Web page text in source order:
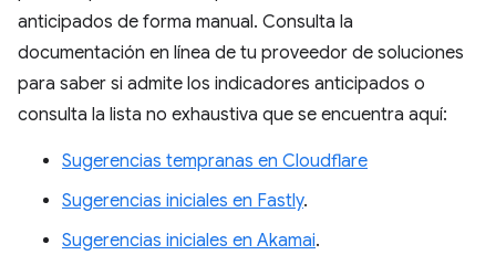
anticipados de forma manual. Consulta la
documentación en línea de tu proveedor de soluciones
para saber si admite los indicadores anticipados o
consulta la lista no exhaustiva que se encuentra aquí:
Sugerencias tempranas en Cloudflare
Sugerencias iniciales en Fastly.
Sugerencias iniciales en Akamai.